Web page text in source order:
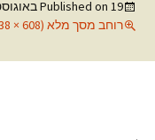
Published on 19 באוגוסט 2013
רוחב מסך מלא (608 × 838)